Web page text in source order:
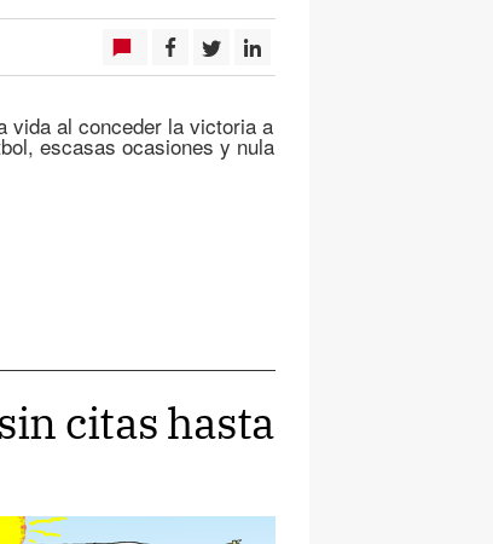
vida al conceder la victoria a
escasas ocasiones y nula
citas hasta